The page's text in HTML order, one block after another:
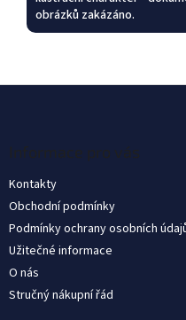
obrázků zakázáno.
Informace pro vás
Kontakty
Obchodní podmínky
Podmínky ochrany osobních
Užitečné informace
O nás
Stručný nákupní řád